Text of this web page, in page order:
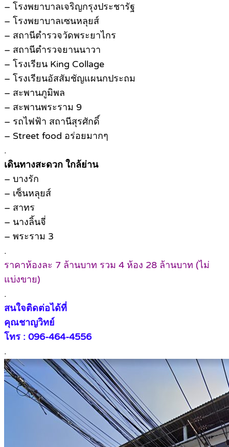
– โรงพยาบาลเจริญกรุงประชารัฐ
– โรงพยาบาลเซนหลุยส์
– สถานีตำรวจวัดพระยาไกร
– สถานีตำรวจยานนาวา
– โรงเรียน King Collage
– โรงเรียนอัสสัมชัญแผนกประถม
– สะพานภูมิพล
– สะพานพระราม 9
– รถไฟฟ้า สถานีสุรศักดิ์
– Street food อร่อยมากๆ
.
เดินทางสะดวก ใกล้ย่าน
– บางรัก
– เซ็นหลุยส์
– สาทร
– นางลิ้นจี่
– พระราม 3
.
ราคาห้องละ 7 ล้านบาท รวม 4 ห้อง 28 ล้านบาท (ไม่
แบ่งขาย)
.
สนใจติดต่อได้ที่
คุณชาญวิทย์
โทร : 096-464-4556
.